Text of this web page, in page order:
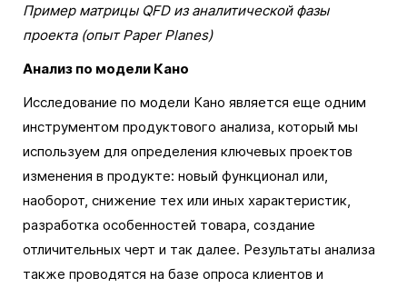
Пример матрицы QFD из аналитической фазы
проекта (опыт Paper Planes)
Анализ по модели Кано
Исследование по модели Кано является еще одним
инструментом продуктового анализа, который мы
используем для определения ключевых проектов
изменения в продукте: новый функционал или,
наоборот, снижение тех или иных характеристик,
разработка особенностей товара, создание
отличительных черт и так далее. Результаты анализа
также проводятся на базе опроса клиентов и